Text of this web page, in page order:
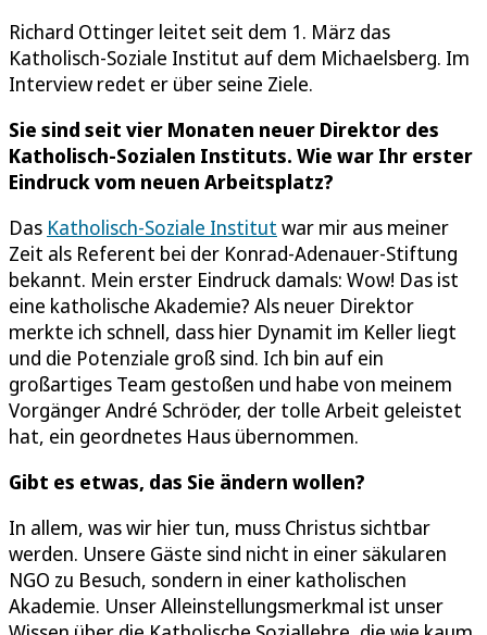
Richard Ottinger leitet seit dem 1. März das
Katholisch-Soziale Institut auf dem Michaelsberg. Im
Interview redet er über seine Ziele.
Sie sind seit vier Monaten neuer Direktor des
Katholisch-Sozialen Instituts. Wie war Ihr erster
Eindruck vom neuen Arbeitsplatz?
Das Katholisch-Soziale Institut war mir aus meiner
Zeit als Referent bei der Konrad-Adenauer-Stiftung
bekannt. Mein erster Eindruck damals: Wow! Das ist
eine katholische Akademie? Als neuer Direktor
merkte ich schnell, dass hier Dynamit im Keller liegt
und die Potenziale groß sind. Ich bin auf ein
großartiges Team gestoßen und habe von meinem
Vorgänger André Schröder, der tolle Arbeit geleistet
hat, ein geordnetes Haus übernommen.
Gibt es etwas, das Sie ändern wollen?
In allem, was wir hier tun, muss Christus sichtbar
werden. Unsere Gäste sind nicht in einer säkularen
NGO zu Besuch, sondern in einer katholischen
Akademie. Unser Alleinstellungsmerkmal ist unser